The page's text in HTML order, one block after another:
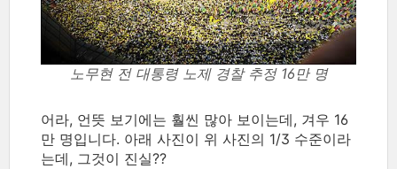
노무현 전 대통령 노제 경찰 추정 16만 명
어라, 언뜻 보기에는 훨씬 많아 보이는데, 겨우 16
만 명입니다. 아래 사진이 위 사진의 1/3 수준이라
는데, 그것이 진실??